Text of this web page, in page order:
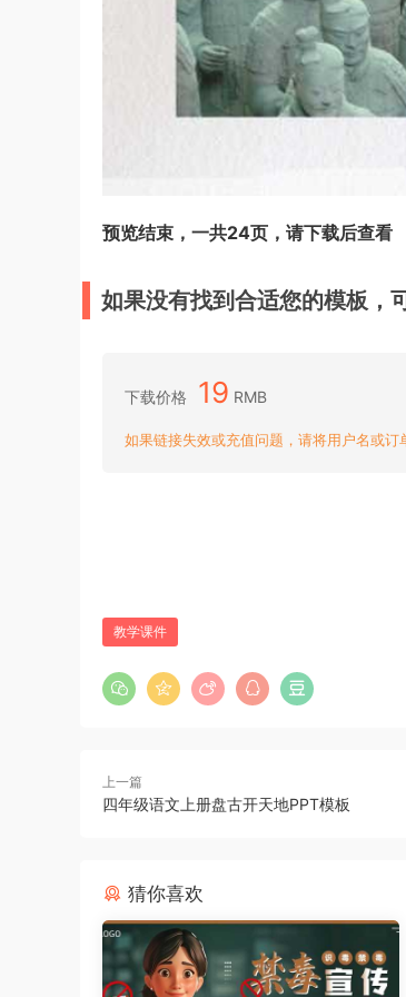
预览结束，一共24页，请下载后查看
如果没有找到合适您的模板，
下载价格 19 RMB
如果链接失效或充值问题，请将用户名或
教学课件
上一篇
四年级语文上册盘古开天地PPT模板
猜你喜欢